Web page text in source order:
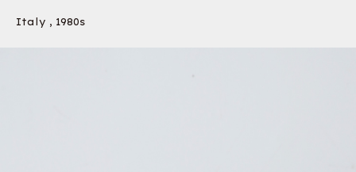
Italy , 1980s